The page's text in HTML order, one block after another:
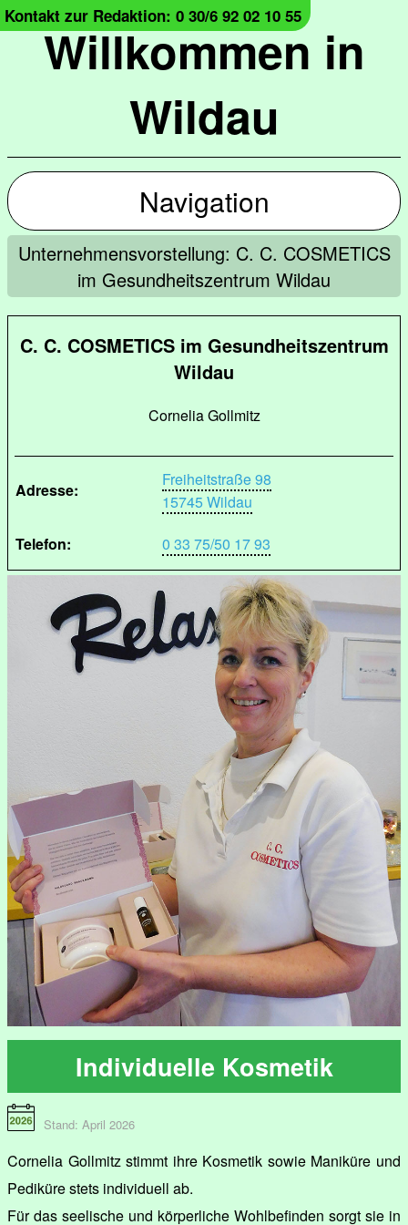
Willkommen in
Wildau
Kontakt zur Redaktion: 0 30/6 92 02 10 55
Navigation
Unternehmensvorstellung: C. C. COSMETICS
im Gesundheitszentrum Wildau
C. C. COSMETICS im Gesundheitszentrum
Wildau
Cornelia Gollmitz
Adresse:
Freiheitstraße 98
15745 Wildau
Telefon:
0 33 75/50 17 93
Individuelle Kosmetik
Stand: April 2026
Cornelia Gollmitz stimmt ihre Kosmetik sowie Maniküre und
Pediküre stets individuell ab.
Für das seelische und körperliche Wohlbefinden sorgt sie in